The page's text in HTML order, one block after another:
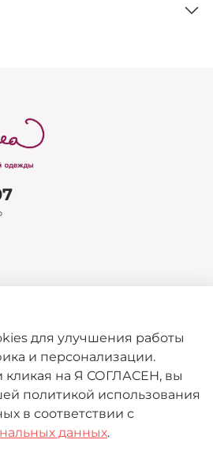
для улучшения работы
и персонализации.
кликая на Я СОГЛАСЕН, вы
политикой использования
в соответствии с
данных.